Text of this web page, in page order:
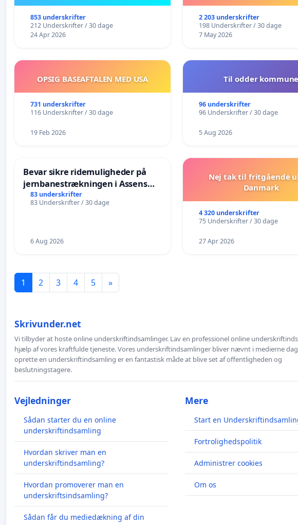
853 underskrifter
212 Underskrifter / 30 dage
24 Apr 2026
2 203 underskrifter
198 Underskrifter / 30 dage
7 May 2026
OPSIG BASEAFTALEN MED USA
731 underskrifter
116 Underskrifter / 30 dage
19 Feb 2026
Til odder kommune
96 underskrifter
96 Underskrifter / 30 dage
5 Aug 2026
Bevar sikre ridemuligheder på
jernbanestrækningen i Assens
Kommune
83 underskrifter
83 Underskrifter / 30 dage
6 Aug 2026
Nej tak til fritgående
Danmark
4 320 underskrifter
75 Underskrifter / 30 dage
27 Apr 2026
1 2 3 4 5 »
Skrivunder.net
Vi tilbyder at hoste online underskriftindsamlinger. Lav en professionel online
hjælp af vores kraftfulde tjeneste. Vores underskriftindsamlinger bliver nævnt i medierne
oprette en underskriftindsamling er en fantastisk måde at blive set af offentligheden og
beslutningstagere.
Vejledninger
Sådan starter du en online
underskriftindsamling
Hvordan skriver man en
underskriftindsamling?
Hvordan promoverer man en
underskriftsindsamling?
Sådan får du mediedækning af din
Mere
Start en
Fortrolighedspolitik
Administrer cookies
Om os